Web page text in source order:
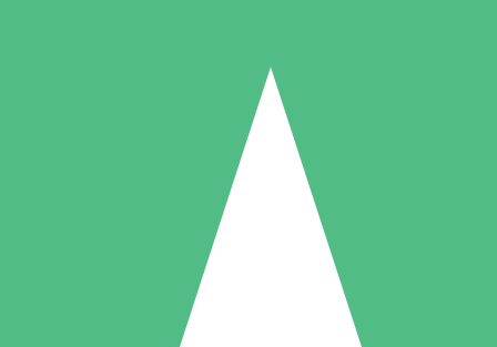
Packs de Crédits Individuels
à l'utilisation avec des crédits de téléchargement. Sans engagement
5 Téléchargements
US$